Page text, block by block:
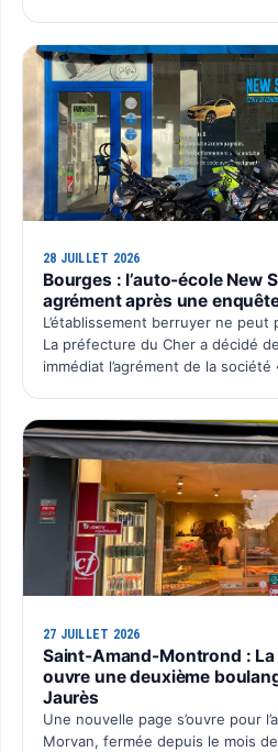
28 JUILLET 2026
Bourges : l’auto-école New
agrément après une
L’établissement berruyer ne
La préfecture du Cher a décidé
immédiat l’agrément de la société
27 JUILLET 2026
Saint-Amand-Montrond :
ouvre une deuxième
Jaurès
Une nouvelle page s’ouvre pour
Morvan, fermée depuis le mois